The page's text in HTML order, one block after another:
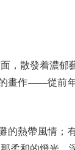
散發着濃郁
畫作——從前
熱帶風情；